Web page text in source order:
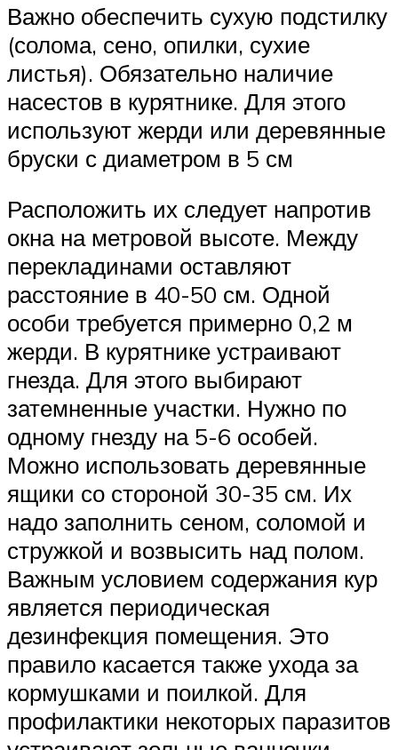
Важно обеспечить сухую подстилку
(солома, сено, опилки, сухие
листья). Обязательно наличие
насестов в курятнике. Для этого
используют жерди или деревянные
бруски с диаметром в 5 см
Расположить их следует напротив
окна на метровой высоте. Между
перекладинами оставляют
расстояние в 40-50 см. Одной
особи требуется примерно 0,2 м
жерди. В курятнике устраивают
гнезда. Для этого выбирают
затемненные участки. Нужно по
одному гнезду на 5-6 особей.
Можно использовать деревянные
ящики со стороной 30-35 см. Их
надо заполнить сеном, соломой и
стружкой и возвысить над полом.
Важным условием содержания кур
является периодическая
дезинфекция помещения. Это
правило касается также ухода за
кормушками и поилкой. Для
профилактики некоторых паразитов